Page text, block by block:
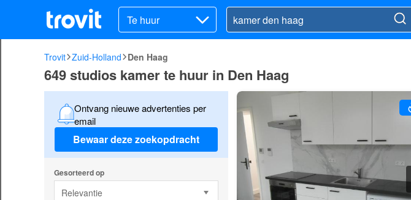
Te huur
Trovit Zuid-Holland Den Haag
649 studios kamer te huur in Den Haag
Ontvang nieuwe advertenties per
email
Bewaar deze zoekopdracht
Gesorteerd op
Relevantie